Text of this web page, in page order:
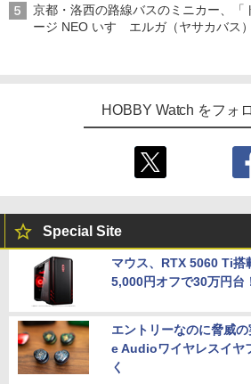
京都・洛西の路線バスのミニカー、「
ージ NEO いすゞエルガ（ヤサカバス
HOBBY Watch をフォ
Special Site
マウス、RTX 5060 Ti搭
5,000円オフで30万円台
エントリーなのに脅威
e Audioワイヤレスイヤ
く